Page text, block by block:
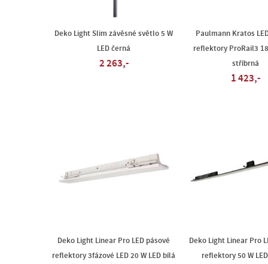
Deko Light Slim závěsné světlo 5 W
LED černá
2 263,-
Paulmann Kratos
reflektory ProRail3
stříbrná
1 423,-
Deko Light Linear Pro LED pásové
reflektory 3fázové LED 20 W LED bílá
Deko Light Linear Pro
reflektory 50 W